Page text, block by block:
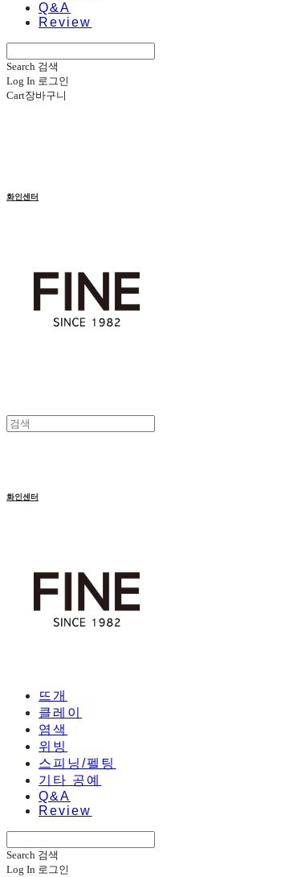
Q&A
Review
Search 검색
Log In 로그인
Cart장바구니
화인센터
화인센터
뜨개
클레이
염색
위빙
스피닝/펠팅
기타 공예
Q&A
Review
Search 검색
Log In 로그인